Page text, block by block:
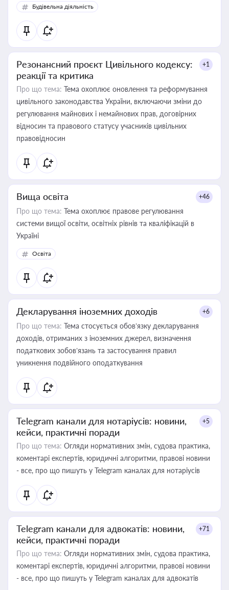
Будівельна діяльність
Резонансний проєкт Цивільного кодексу:
реакції та критика
+1
Про що тема: Тема охоплює оновлення та реформування
цивільного законодавства України, включаючи зміни до
регулювання майнових і немайнових прав, договірних
відносин та правового статусу учасників цивільних
правовідносин
Вища освіта +46
Про що тема: Тема охоплює правове регулювання
системи вищої освіти, освітніх рівнів та кваліфікацій в
Україні
Освіта
Декларування іноземних доходів +6
Про що тема: Тема стосується обов’язку декларування
доходів, отриманих з іноземних джерел, визначення
податкових зобов’язань та застосування правил
уникнення подвійного оподаткування
Telegram канали для нотаріусів: новини,
кейси, практичні поради
+5
Про що тема: Огляди нормативних змін, судова практика,
коментарі експертів, юридичні алгоритми, правові новини
- все, про що пишуть у Telegram каналах для нотаріусів
Telegram канали для адвокатів: новини,
кейси, практичні поради
+71
Про що тема: Огляди нормативних змін, судова практика,
коментарі експертів, юридичні алгоритми, правові новини
- все, про що пишуть у Telegram каналах для адвокатів